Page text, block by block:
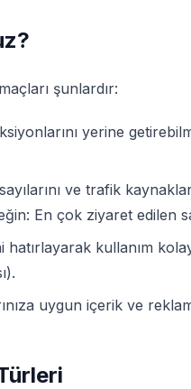
şunlardır:
yerine
ve trafik
En çok ziyaret edilen
kullanım
uygun içerik ve